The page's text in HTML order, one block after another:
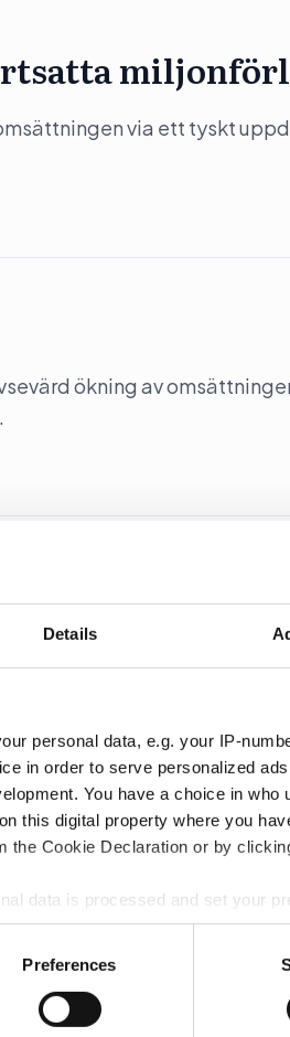
Details
personal data, e.g. your IP-
in order to serve personalized
You have a choice in
this digital property where you
the Cookie Declaration or by
data is processed and set your
with our social media, advertising
to them or that they’ve collected
Preferences
via ett tyskt
ökning av
under 2025.
intäkten och lönsamheten